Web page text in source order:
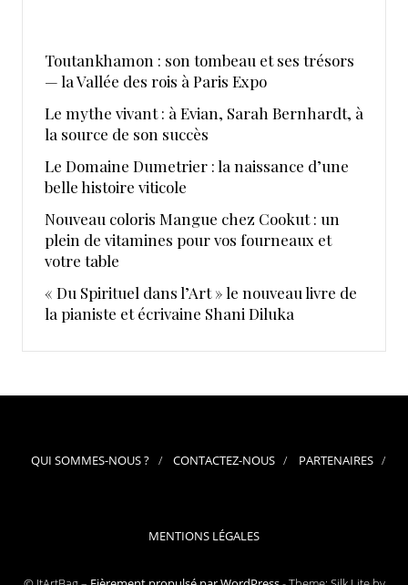
Toutankhamon : son tombeau et ses trésors
— la Vallée des rois à Paris Expo
Le mythe vivant : à Evian, Sarah Bernhardt, à
la source de son succès
Le Domaine Dumetrier : la naissance d’une
belle histoire viticole
Nouveau coloris Mangue chez Cookut : un
plein de vitamines pour vos fourneaux et
votre table
« Du Spirituel dans l’Art » le nouveau livre de
la pianiste et écrivaine Shani Diluka
QUI SOMMES-NOUS ? CONTACTEZ-NOUS PARTENAIRES
MENTIONS LÉGALES